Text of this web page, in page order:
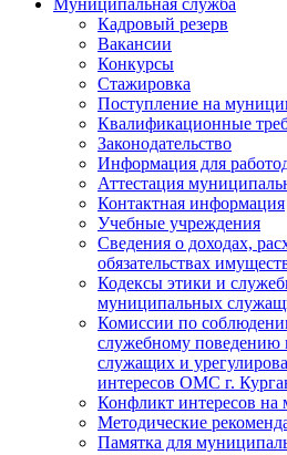
Муниципальная служба
Кадровый резерв
Вакансии
Конкурсы
Стажировка
Поступление на
Квалификационные
Законодательство
Информация для
Аттестация
Контактная информация
Учебные учреждения
Сведения о доходах,
обязательствах
Кодексы этики и
муниципальных
Комиссии по
служебному
служащих и
интересов ОМС г.
Конфликт интересов
Методические
Памятка для